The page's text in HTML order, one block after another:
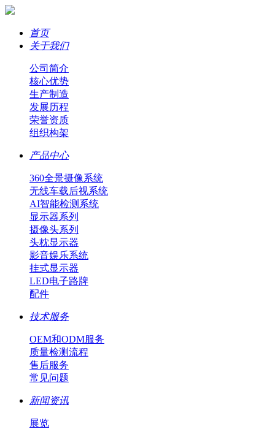
首页
关于我们
公司简介
核心优势
生产制造
发展历程
荣誉资质
组织构架
产品中心
360全景摄像系统
无线车载后视系统
AI智能检测系统
显示器系列
摄像头系列
头枕显示器
影音娱乐系统
挂式显示器
LED电子路牌
配件
技术服务
OEM和ODM服务
质量检测流程
售后服务
常见问题
新闻资讯
展览